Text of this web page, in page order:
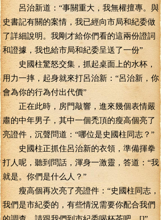
呂治新道：“事關重大，我無權擅專。與
史書記有關的案情，我已經向市局和紀委做
了詳細說明。我剛才給你們看的這兩份證詞
和證據，我也給市局和紀委呈送了一份”
史國柱驚怒交集，抓起桌面上的水杯，
用力一摔，起身就來打呂治新：“呂治新，你
會為你的行為付出代價”
正在此時，房門敲響，進來幾個表情嚴
肅的中年男子，其中一個禿頂的瘦高個亮了
亮證件，沉聲問道：“哪位是史國柱同志？”
史國柱正抓住呂治新的衣領，準備揮拳
打人呢，聽到問話，渾身一激靈，答道：“我
就是。你們是什么人？”
瘦高個再次亮了亮證件：“史國柱同志，
我們是市紀委的，有些情況需要你配合我們